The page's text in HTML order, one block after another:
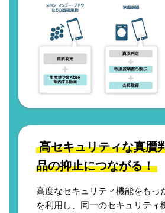
高セキュリティな真贋
品の抑止につながる！
高度なセキュリティ機能をもっ
を利用し、同一のセキュリティ